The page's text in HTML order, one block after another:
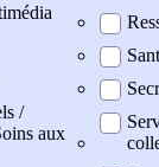
/
aux